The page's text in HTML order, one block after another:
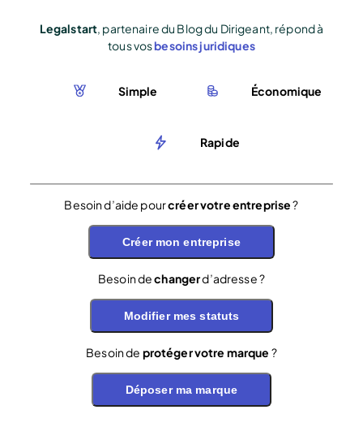
Legalstart, partenaire du Blog du Dirigeant, répond à
tous vosbesoins juridiques
Simple Économique
Rapide
Besoin d’aide pourcréer votre entreprise?
Créer mon entreprise
Besoin dechangerd’adresse ?
Modifier mes statuts
Besoin de protéger votre marque ?
Déposer ma marque